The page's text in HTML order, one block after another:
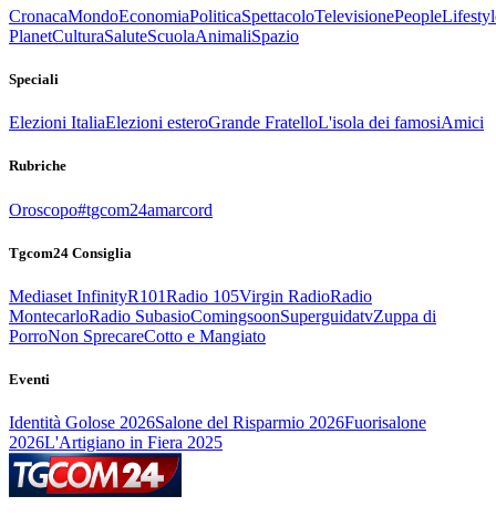
CronacaMondoEconomiaPoliticaSpettacoloTelevisionePeople
PlanetCulturaSaluteScuolaAnimaliSpazio
Speciali
Elezioni ItaliaElezioni esteroGrande FratelloL'isola dei famosiAmici
Rubriche
Oroscopo#tgcom24amarcord
Tgcom24 Consiglia
Mediaset InfinityR101Radio 105Virgin RadioRadio
MontecarloRadio SubasioComingsoonSuperguidatvZuppa di
PorroNon SprecareCotto e Mangiato
Eventi
Identità Golose 2026Salone del Risparmio 2026Fuorisalone
2026L'Artigiano in Fiera 2025